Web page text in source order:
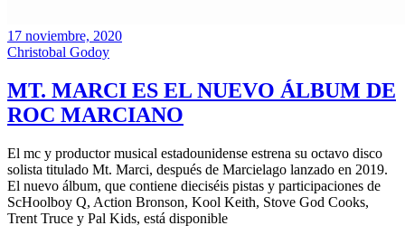
17 noviembre, 2020
Christobal Godoy
MT. MARCI ES EL NUEVO ÁLBUM DE
ROC MARCIANO
El mc y productor musical estadounidense estrena su octavo disco
solista titulado Mt. Marci, después de Marcielago lanzado en 2019.
El nuevo álbum, que contiene dieciséis pistas y participaciones de
ScHoolboy Q, Action Bronson, Kool Keith, Stove God Cooks,
Trent Truce y Pal Kids, está disponible